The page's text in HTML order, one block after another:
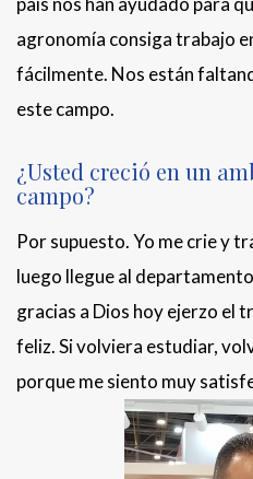
agronomía consiga trabajo
fácilmente. Nos están
este campo.
¿Usted creció en un
campo?
Por supuesto. Yo me crie y
luego llegue al
gracias a Dios hoy ejerzo el
feliz. Si volviera estudiar,
porque me siento muy